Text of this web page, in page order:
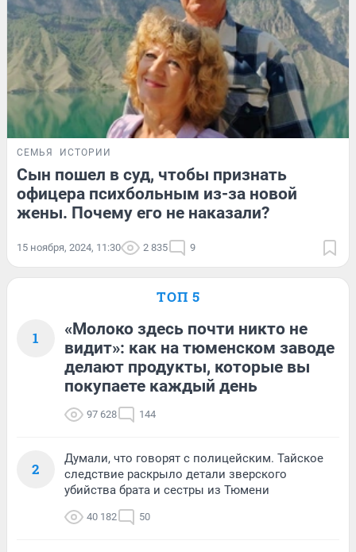
СЕМЬЯ ИСТОРИИ
Сын пошел в суд, чтобы признать
офицера психбольным из-за новой
жены. Почему его не наказали?
15 ноября, 2024, 11:30 2 835 9
ТОП 5
1
«Молоко здесь почти никто не
видит»: как на тюменском заводе
делают продукты, которые вы
покупаете каждый день
97 628 144
2
Думали, что говорят с полицейским. Тайское
следствие раскрыло детали зверского
убийства брата и сестры из Тюмени
40 182 50